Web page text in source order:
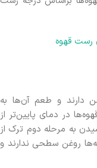
رست قهوه
دارند و طعم آن‌ها به
در دمای پایین‌تر از
به مرحله دوم ترک از
روغن سطحی ندارند و